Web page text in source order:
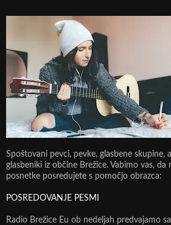
Spoštovani pevci, pevke, glasbene skupine,
glasbeniki iz občine Brežice. Vabimo vas, da
posnetke posredujete s pomočjo obrazca:
POSREDOVANJE PESMI
Radio Brežice Eu ob nedeljah predvajamo